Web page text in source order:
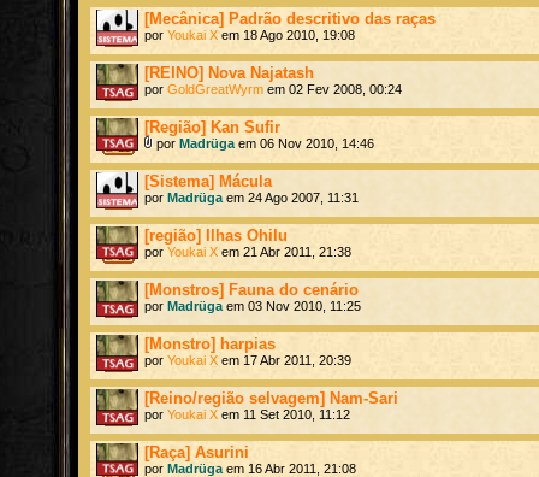
[Mecânica] Padrão descritivo das raças
por Youkai X em 18 Ago 2010, 19:08
[REINO] Nova Najatash
por GoldGreatWyrm em 02 Fev 2008, 00:24
[Região] Kan Sufir
por Madrüga em 06 Nov 2010, 14:46
[Sistema] Mácula
por Madrüga em 24 Ago 2007, 11:31
[região] Ilhas Ohilu
por Youkai X em 21 Abr 2011, 21:38
[Monstros] Fauna do cenário
por Madrüga em 03 Nov 2010, 11:25
[Monstro] harpias
por Youkai X em 17 Abr 2011, 20:39
[Reino/região selvagem] Nam-Sari
por Youkai X em 11 Set 2010, 11:12
[Raça] Asurini
por Madrüga em 16 Abr 2011, 21:08